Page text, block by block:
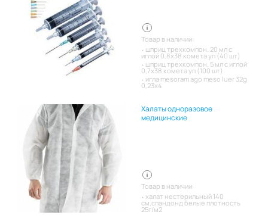
Товар в наличии:
шприц трехкомпон. 20 мл с
иглой 0,8х38 комета уп (40 шт)
шприц трехкомпон. 5 мл с иглой
0,7х38 комета уп (100 шт)
игла mesoram ago meso luer 32g
0,23x4
Халаты одноразовое
медицинские
Товар в наличии:
халат нестерильный 140
см,спандонд белые плотность
25г/м2